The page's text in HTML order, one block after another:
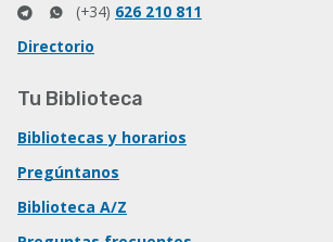
(+34) 626 210 811
Directorio
Tu Biblioteca
Bibliotecas y horarios
Pregúntanos
Biblioteca A/Z